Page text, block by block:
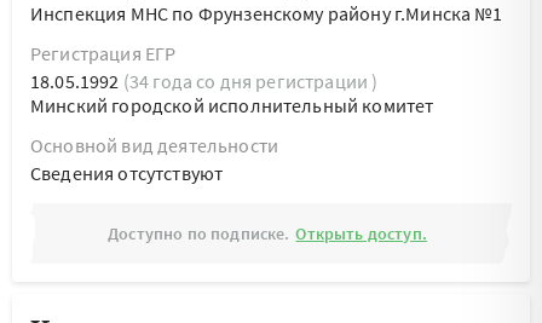
Инспекция МНС по Фрунзенскому району г.Минска №1
Регистрация ЕГР
18.05.1992 (34 года со дня регистрации )
Минский городской исполнительный комитет
Основной вид деятельности
Cведения отсутствуют
Доступно по подписке. Открыть доступ.